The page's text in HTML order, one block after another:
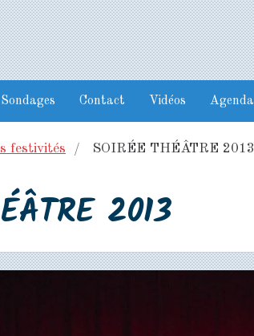
Sondages Contact Vidéos Agenda
festivités SOIRÉE THÉÂTRE 2013
2013